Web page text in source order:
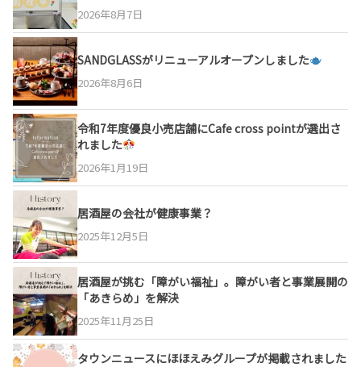
2026年8月7日
SANDGLASSがリニューアルオープンしました
2026年8月6日
令和7年度優良小売店舗にCafe cross pointが選出さ
れました
2026年1月19日
居酒屋の会社が健康事業？
2025年12月5日
居酒屋が挑む「障がい福祉」。障がい者と事業展開の
「あきらめ」を解決
2025年11月25日
タウンニュースにほほえみグループが掲載されました